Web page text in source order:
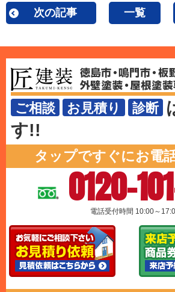
次の記事 一覧
ご相談 お見積り 診断
す!!
タップですぐにお電
0120-
電話受付時間 10:00～